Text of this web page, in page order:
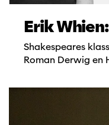
Erik
Shakespeares
Roman Derwig en